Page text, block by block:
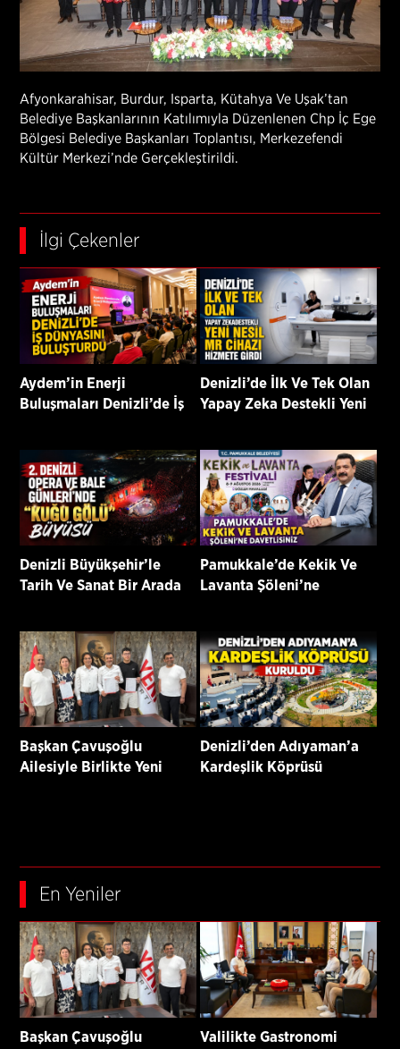
Afyonkarahisar, Burdur, Isparta, Kütahya Ve Uşak’tan
Belediye Başkanlarının Katılımıyla Düzenlenen Chp İç Ege
Bölgesi Belediye Başkanları Toplantısı, Merkezefendi
Kültür Merkezi’nde Gerçekleştirildi.
İlgi Çekenler
Aydem’in Enerji
Buluşmaları Denizli’de İş
Denizli’de İlk Ve Tek Olan
Yapay Zeka Destekli Yeni
Denizli Büyükşehir’le
Tarih Ve Sanat Bir Arada
Pamukkale’de Kekik Ve
Lavanta Şöleni’ne
Başkan Çavuşoğlu
Ailesiyle Birlikte Yeni
Denizli’den Adıyaman’a
Kardeşlik Köprüsü
En Yeniler
Başkan Çavuşoğlu
Valilikte Gastronomi